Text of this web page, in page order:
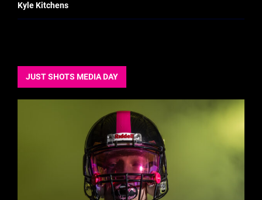
Kyle Kitchens
JUST SHOTS MEDIA DAY